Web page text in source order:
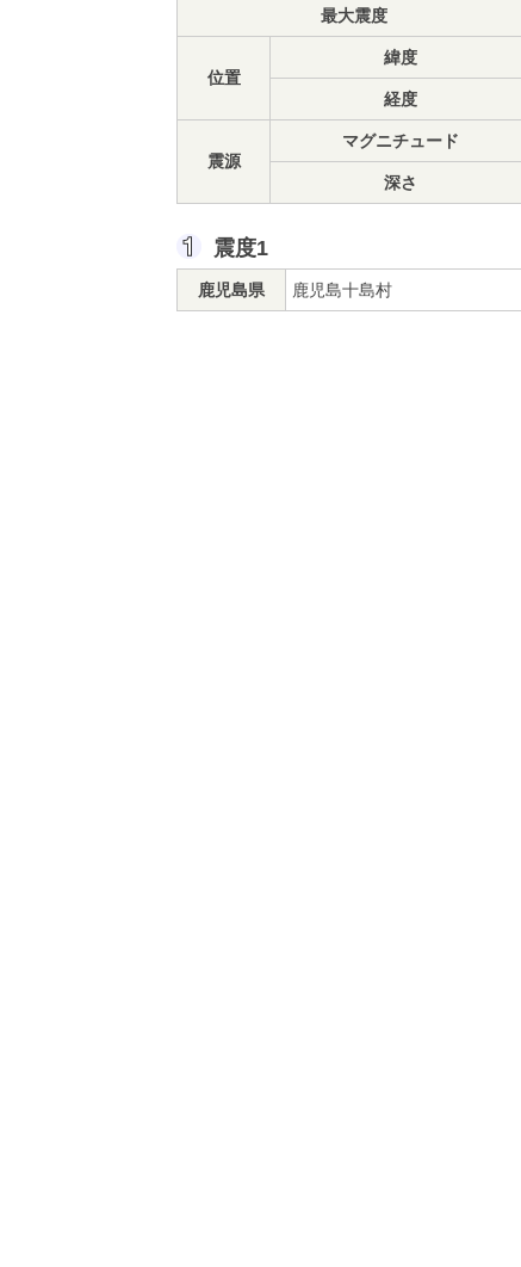
最大震度
位置
緯度
経度
震源
マグニチュード
深さ
震度1
鹿児島県 鹿児島十島村